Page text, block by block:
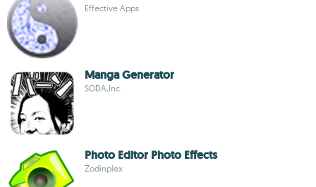
Effective Apps
Manga Generator
SODA,Inc.
Photo Editor Photo Effects
Zodinplex